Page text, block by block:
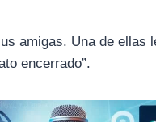
amigas. Una de ellas
encerrado”.